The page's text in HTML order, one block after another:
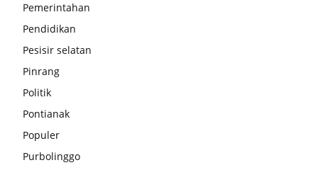
Pemerintahan
Pendidikan
Pesisir selatan
Pinrang
Politik
Pontianak
Populer
Purbolinggo